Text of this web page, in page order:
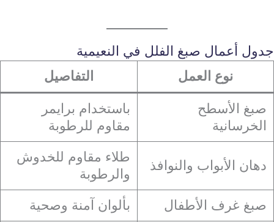
جدول أعمال صبغ الفلل في النعيمية
نوع العمل
التفاصيل
صبغ الأسطح
الخرسانية
باستخدام برايمر
مقاوم للرطوبة
دهان الأبواب والنوافذ
طلاء مقاوم للخدوش
والرطوبة
صبغ غرف الأطفال بألوان آمنة وصحية